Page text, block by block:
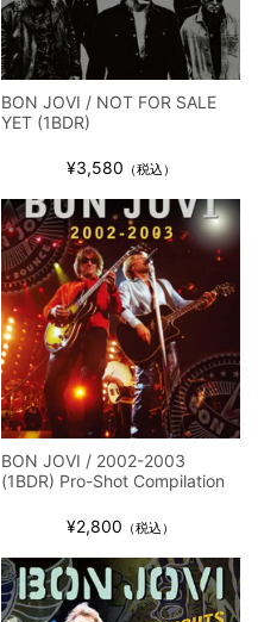
BON JOVI / NOT FOR SALE
YET (1BDR)
¥3,580 （税込）
BON JOVI / 2002-2003
(1BDR) Pro-Shot Compilation
¥2,800 （税込）